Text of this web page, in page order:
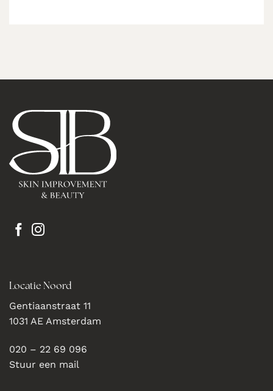
Locatie Noord
Gentiaanstraat 11
1031 AE Amsterdam
020 – 22 69 096
Stuur een mail